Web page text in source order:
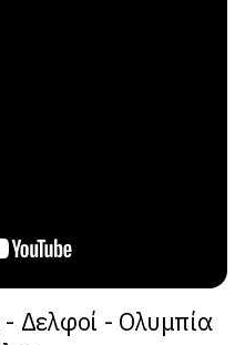
Δελφοί - Ολυμπία